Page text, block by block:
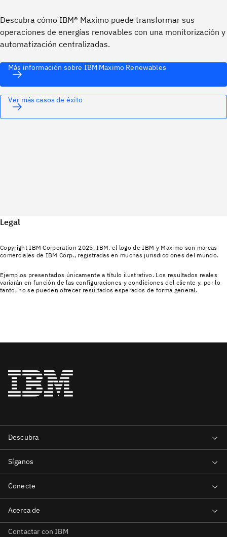
Descubra cómo IBM® Maximo puede transformar sus
operaciones de energías renovables con una monitorización y
automatización centralizadas.
Más información sobre IBM Maximo Renewables
Ver más casos de éxito
Legal
Copyright IBM Corporation 2025. IBM, el logo de IBM y Maximo son marcas
comerciales de IBM Corp., registradas en muchas jurisdicciones del mundo.
Ejemplos presentados únicamente a título ilustrativo. Los resultados reales
variarán en función de las configuraciones y condiciones del cliente y, por lo
tanto, no se pueden ofrecer resultados esperados de forma general.
Contactar con IBM